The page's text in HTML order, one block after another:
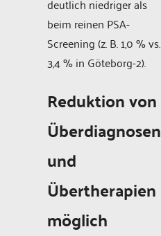
deutlich niedriger als
beim reinen PSA-
Screening (z. B. 1,0 % vs.
3,4 % in Göteborg-2).
Reduktion von
Überdiagnosen
und
Übertherapien
möglich